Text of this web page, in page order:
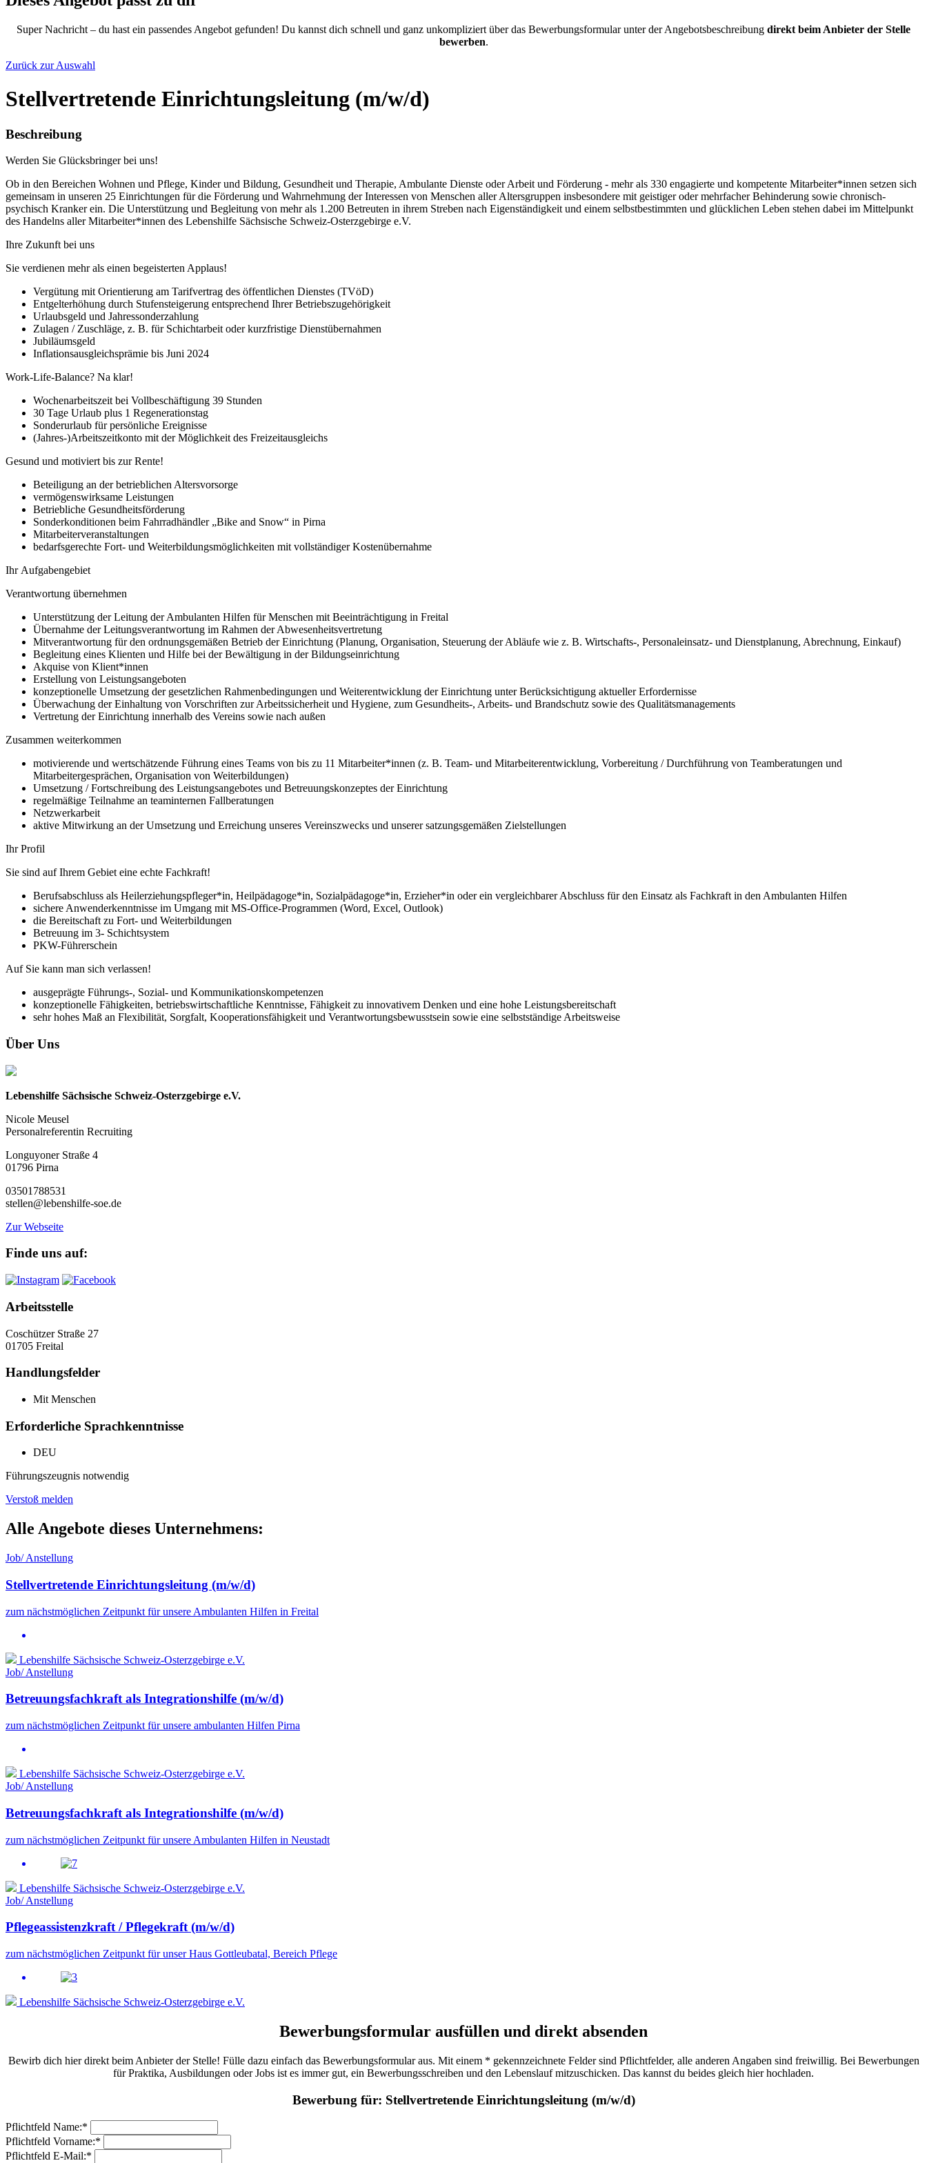
Super Nachricht – du hast ein passendes Angebot gefunden! Du kannst dich schnell und ganz unkompliziert über das Bewerbungsformular unter der Angebotsbeschreibung direkt beim Anbieter der Stelle
bewerben.
Zurück zur Auswahl
Stellvertretende Einrichtungsleitung (m/w/d)
Beschreibung
Werden Sie Glücksbringer bei uns!
Ob in den Bereichen Wohnen und Pflege, Kinder und Bildung, Gesundheit und Therapie, Ambulante Dienste oder Arbeit und Förderung - mehr als 330 engagierte und kompetente Mitarbeiter*innen setzen sich
gemeinsam in unseren 25 Einrichtungen für die Förderung und Wahrnehmung der Interessen von Menschen aller Altersgruppen insbesondere mit geistiger oder mehrfacher Behinderung sowie chronisch-
psychisch Kranker ein. Die Unterstützung und Begleitung von mehr als 1.200 Betreuten in ihrem Streben nach Eigenständigkeit und einem selbstbestimmten und glücklichen Leben stehen dabei im Mittelpunkt
des Handelns aller Mitarbeiter*innen des Lebenshilfe Sächsische Schweiz-Osterzgebirge e.V.
Ihre Zukunft bei uns
Sie verdienen mehr als einen begeisterten Applaus!
Vergütung mit Orientierung am Tarifvertrag des öffentlichen Dienstes (TVöD)
Entgelterhöhung durch Stufensteigerung entsprechend Ihrer Betriebszugehörigkeit
Urlaubsgeld und Jahressonderzahlung
Zulagen / Zuschläge, z. B. für Schichtarbeit oder kurzfristige Dienstübernahmen
Jubiläumsgeld
Inflationsausgleichsprämie bis Juni 2024
Work-Life-Balance? Na klar!
Wochenarbeitszeit bei Vollbeschäftigung 39 Stunden
30 Tage Urlaub plus 1 Regenerationstag
Sonderurlaub für persönliche Ereignisse
(Jahres-)Arbeitszeitkonto mit der Möglichkeit des Freizeitausgleichs
Gesund und motiviert bis zur Rente!
Beteiligung an der betrieblichen Altersvorsorge
vermögenswirksame Leistungen
Betriebliche Gesundheitsförderung
Sonderkonditionen beim Fahrradhändler „Bike and Snow“ in Pirna
Mitarbeiterveranstaltungen
bedarfsgerechte Fort- und Weiterbildungsmöglichkeiten mit vollständiger Kostenübernahme
Ihr Aufgabengebiet
Verantwortung übernehmen
Unterstützung der Leitung der Ambulanten Hilfen für Menschen mit Beeinträchtigung in Freital
Übernahme der Leitungsverantwortung im Rahmen der Abwesenheitsvertretung
Mitverantwortung für den ordnungsgemäßen Betrieb der Einrichtung (Planung, Organisation, Steuerung der Abläufe wie z. B. Wirtschafts-, Personaleinsatz- und Dienstplanung, Abrechnung, Einkauf)
Begleitung eines Klienten und Hilfe bei der Bewältigung in der Bildungseinrichtung
Akquise von Klient*innen
Erstellung von Leistungsangeboten
konzeptionelle Umsetzung der gesetzlichen Rahmenbedingungen und Weiterentwicklung der Einrichtung unter Berücksichtigung aktueller Erfordernisse
Überwachung der Einhaltung von Vorschriften zur Arbeitssicherheit und Hygiene, zum Gesundheits-, Arbeits- und Brandschutz sowie des Qualitätsmanagements
Vertretung der Einrichtung innerhalb des Vereins sowie nach außen
Zusammen weiterkommen
motivierende und wertschätzende Führung eines Teams von bis zu 11 Mitarbeiter*innen (z. B. Team- und Mitarbeiterentwicklung, Vorbereitung / Durchführung von Teamberatungen und
Mitarbeitergesprächen, Organisation von Weiterbildungen)
Umsetzung / Fortschreibung des Leistungsangebotes und Betreuungskonzeptes der Einrichtung
regelmäßige Teilnahme an teaminternen Fallberatungen
Netzwerkarbeit
aktive Mitwirkung an der Umsetzung und Erreichung unseres Vereinszwecks und unserer satzungsgemäßen Zielstellungen
Ihr Profil
Sie sind auf Ihrem Gebiet eine echte Fachkraft!
Berufsabschluss als Heilerziehungspfleger*in, Heilpädagoge*in, Sozialpädagoge*in, Erzieher*in oder ein vergleichbarer Abschluss für den Einsatz als Fachkraft in den Ambulanten Hilfen
sichere Anwenderkenntnisse im Umgang mit MS-Office-Programmen (Word, Excel, Outlook)
die Bereitschaft zu Fort- und Weiterbildungen
Betreuung im 3- Schichtsystem
PKW-Führerschein
Auf Sie kann man sich verlassen!
ausgeprägte Führungs-, Sozial- und Kommunikationskompetenzen
konzeptionelle Fähigkeiten, betriebswirtschaftliche Kenntnisse, Fähigkeit zu innovativem Denken und eine hohe Leistungsbereitschaft
sehr hohes Maß an Flexibilität, Sorgfalt, Kooperationsfähigkeit und Verantwortungsbewusstsein sowie eine selbstständige Arbeitsweise
Über Uns
Lebenshilfe Sächsische Schweiz-Osterzgebirge e.V.
Nicole Meusel
Personalreferentin Recruiting
Longuyoner Straße 4
01796 Pirna
03501788531
stellen@lebenshilfe-soe.de
Zur Webseite
Finde uns auf:
Arbeitsstelle
Coschützer Straße 27
01705 Freital
Handlungsfelder
Mit Menschen
Erforderliche Sprachkenntnisse
DEU
Führungszeugnis notwendig
Verstoß melden
Alle Angebote dieses Unternehmens:
Job/ Anstellung
Stellvertretende Einrichtungsleitung (m/w/d)
zum nächstmöglichen Zeitpunkt für unsere Ambulanten Hilfen in Freital
Lebenshilfe Sächsische Schweiz-Osterzgebirge e.V.
Job/ Anstellung
Betreuungsfachkraft als Integrationshilfe (m/w/d)
zum nächstmöglichen Zeitpunkt für unsere ambulanten Hilfen Pirna
Lebenshilfe Sächsische Schweiz-Osterzgebirge e.V.
Job/ Anstellung
Betreuungsfachkraft als Integrationshilfe (m/w/d)
zum nächstmöglichen Zeitpunkt für unsere Ambulanten Hilfen in Neustadt
Lebenshilfe Sächsische Schweiz-Osterzgebirge e.V.
Job/ Anstellung
Pflegeassistenzkraft / Pflegekraft (m/w/d)
zum nächstmöglichen Zeitpunkt für unser Haus Gottleubatal, Bereich Pflege
Lebenshilfe Sächsische Schweiz-Osterzgebirge e.V.
Bewerbungsformular ausfüllen und direkt absenden
Bewirb dich hier direkt beim Anbieter der Stelle! Fülle dazu einfach das Bewerbungsformular aus. Mit einem * gekennzeichnete Felder sind Pflichtfelder, alle anderen Angaben sind freiwillig. Bei Bewerbungen
für Praktika, Ausbildungen oder Jobs ist es immer gut, ein Bewerbungsschreiben und den Lebenslauf mitzuschicken. Das kannst du beides gleich hier hochladen.
Bewerbung für: Stellvertretende Einrichtungsleitung (m/w/d)
Pflichtfeld Name:*
Pflichtfeld Vorname:*
Pflichtfeld E-Mail:*